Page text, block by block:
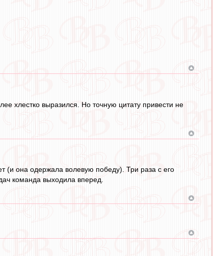
хлестко выразился. Но точную цитату привести не
(и она одержала волевую победу). Три раза с его
команда выходила вперед.